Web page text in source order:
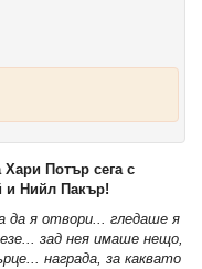
Хари Потър сега с
и Нийл Пакър!
да я отвори... гледаше я
зад нея имаше нещо,
награда, за каквато